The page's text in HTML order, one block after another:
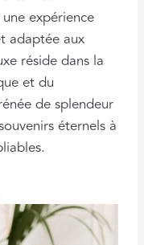
expérience
adaptée aux
réside dans la
et du
de splendeur
éternels à